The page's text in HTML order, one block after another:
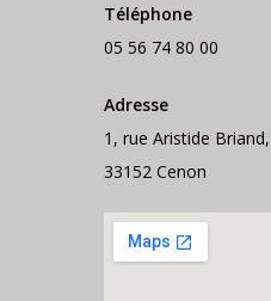
Téléphone
05 56 74 80 00
Adresse
1, rue Aristide Briand,
33152 Cenon